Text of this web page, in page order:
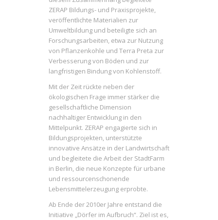
ZERAP Bildungs- und Praxisprojekte,
veröffentlichte Materialien zur
Umweltbildung und beteiligte sich an
Forschungsarbeiten, etwa zur Nutzung
von Pflanzenkohle und Terra Preta zur
Verbesserung von Böden und zur
langfristigen Bindung von Kohlenstoff.
Mit der Zeit rückte neben der
ökologischen Frage immer stärker die
gesellschaftliche Dimension
nachhaltiger Entwicklung in den
Mittelpunkt. ZERAP engagierte sich in
Bildungsprojekten, unterstützte
innovative Ansätze in der Landwirtschaft
und begleitete die Arbeit der StadtFarm
in Berlin, die neue Konzepte für urbane
und ressourcenschonende
Lebensmittelerzeugung erprobte.
Ab Ende der 2010er Jahre entstand die
Initiative „Dörfer im Aufbruch“. Ziel ist es,